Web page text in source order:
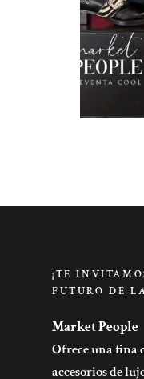
¡TE
FUTURO DE
Market People
Ofrece una fina
accesorios de